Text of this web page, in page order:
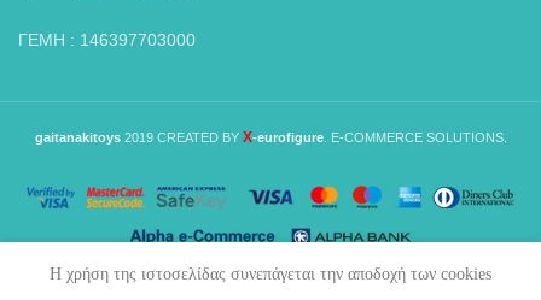
ΓΕΜΗ : 146397703000
gaitanakitoys 2019 CREATED BY X-eurofigure. E-COMMERCE SOLUTIONS.
Η χρήση της ιστοσελίδας συνεπάγεται την αποδοχή των cookies